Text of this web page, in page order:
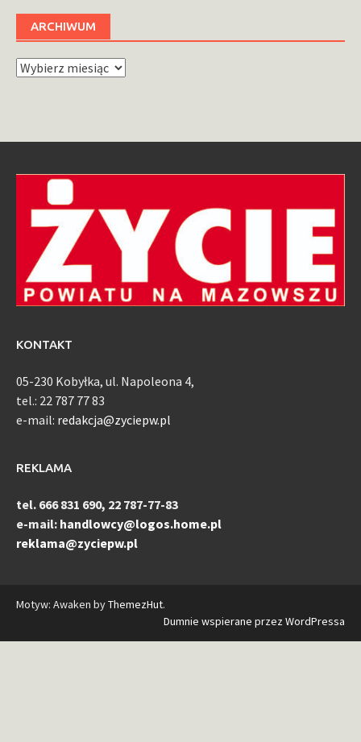
ARCHIWUM
Archiwum
KONTAKT
05-230 Kobyłka, ul. Napoleona 4,
tel.: 22 787 77 83
e-mail: redakcja@zyciepw.pl
REKLAMA
tel. 666 831 690, 22 787-77-83
e-mail: handlowcy@logos.home.pl
reklama@zyciepw.pl
Motyw: Awaken byThemezHut.
Dumnie wspierane przez WordPressa